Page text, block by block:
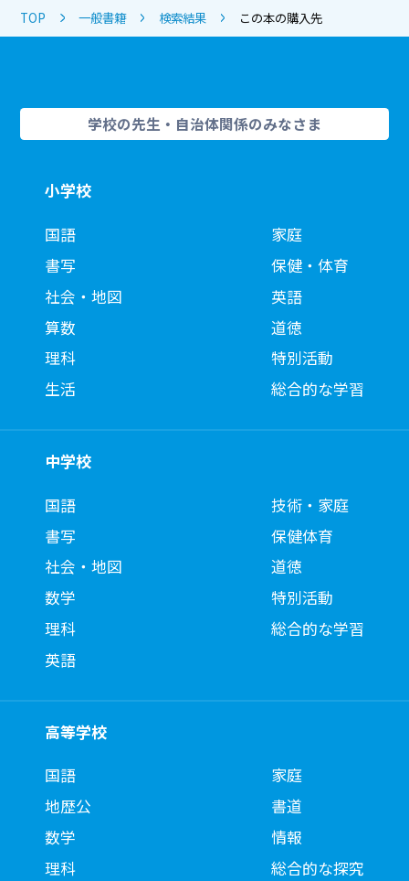
TOP 一般書籍 検索結果 この本の購入先
学校の先生・自治体関係のみなさま
小学校
国語
書写
社会・地図
算数
理科
生活
家庭
保健・体育
英語
道徳
特別活動
総合的な学習
中学校
国語
書写
社会・地図
数学
理科
英語
技術・家庭
保健体育
道徳
特別活動
総合的な学習
高等学校
国語
地歴公
数学
理科
家庭
書道
情報
総合的な探究